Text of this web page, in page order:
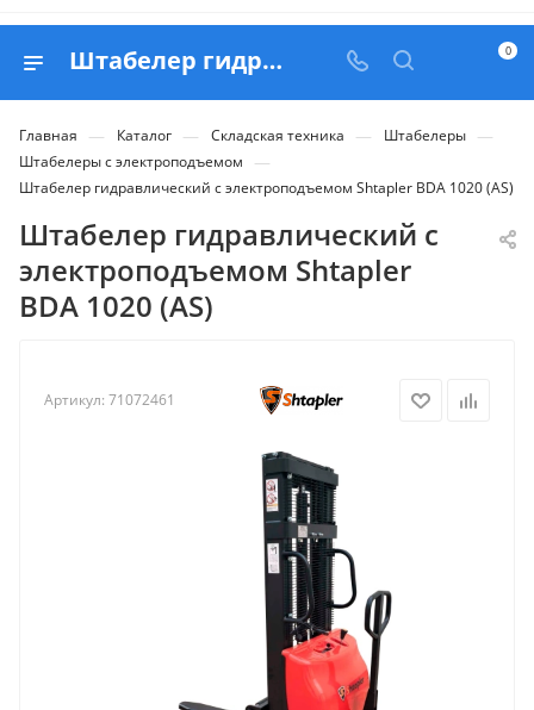
Штабелер гидравлический с электроподъемом Shtapler BDA 1020 (AS) - купить в Belapex 0
Главная — Каталог — Складская техника — Штабелеры —
Штабелеры с электроподъемом —
Штабелер гидравлический с электроподъемом Shtapler BDA 1020 (AS)
Штабелер гидравлический с
электроподъемом Shtapler
BDA 1020 (AS)
Артикул: 71072461